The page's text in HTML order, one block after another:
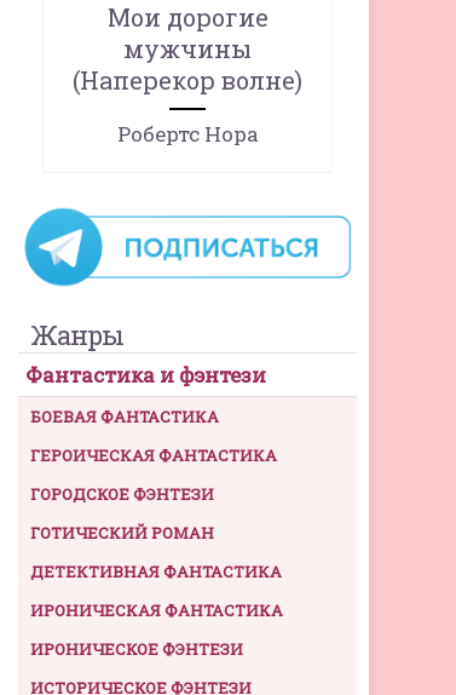
Мои дорогие
мужчины
(Наперекор волне)
Робертс Нора
Жанры
Фантастика и фэнтези
БОЕВАЯ ФАНТАСТИКА
ГЕРОИЧЕСКАЯ ФАНТАСТИКА
ГОРОДСКОЕ ФЭНТЕЗИ
ГОТИЧЕСКИЙ РОМАН
ДЕТЕКТИВНАЯ ФАНТАСТИКА
ИРОНИЧЕСКАЯ ФАНТАСТИКА
ИРОНИЧЕСКОЕ ФЭНТЕЗИ
ИСТОРИЧЕСКОЕ ФЭНТЕЗИ